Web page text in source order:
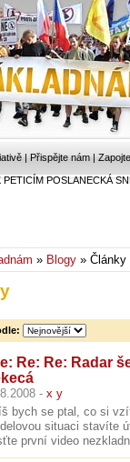
| Přispějte nám |
PETICÍM POSLANECKÁ
» Blogy » Články
Re: Re: Radar
- x y
bych se ptal, co si
situaci stavíte
první video